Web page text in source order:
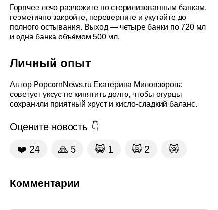
Горячее лечо разложите по стерилизованным банкам,
герметично закройте, переверните и укутайте до
полного остывания. Выход — четыре банки по 720 мл
и одна банка объёмом 500 мл.
Личный опыт
Автор PopcornNews.ru Екатерина Миловзорова
советует уксус не кипятить долго, чтобы огурцы
сохранили приятный хруст и кисло-сладкий баланс.
Оцените новость
❤️ 24 🙏 5 😹 1 🙀 2 😿
Комментарии